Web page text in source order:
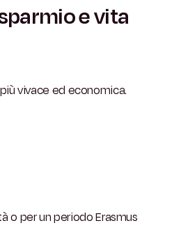
e vita
vivace ed economica.
o per un periodo Erasmus